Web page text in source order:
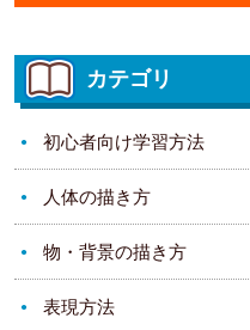
カテゴリ
初心者向け学習方法
人体の描き方
物・背景の描き方
表現方法